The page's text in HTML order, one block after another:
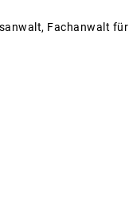
Fachanwalt für